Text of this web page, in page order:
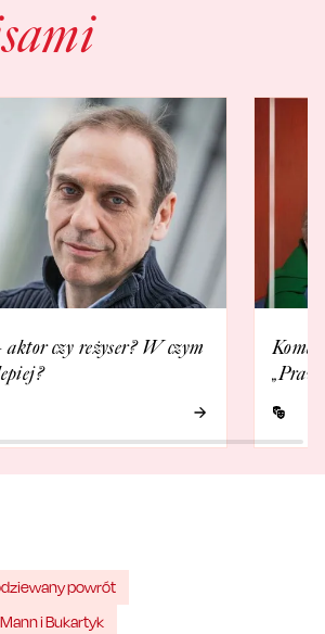
aktor czy reżyser? W czym
powrót
i Bukartyk